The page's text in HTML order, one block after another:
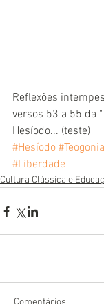
Reflexões
versos 53 a 55 da
Hesíodo... (teste)
#Hesíodo #Teogonia
#Liberdade
Cultura Clássica e